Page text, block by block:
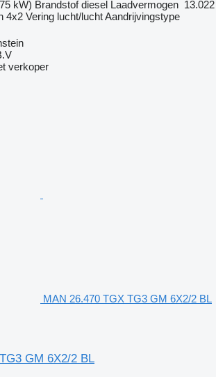
kW) Brandstof diesel Laadvermogen 13.022
4x2 Vering lucht/luchtAandrijvingstype
verkoper
MAN 26.470 TGX TG3 GM 6X2/2 BL
GM 6X2/2 BL